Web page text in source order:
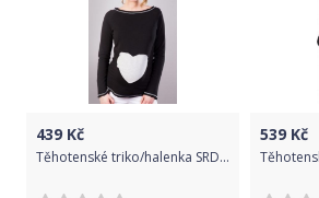
439 Kč
Těhotenské triko/halenka SRDCE dl. rukáv - černé, Velikosti těh. moda XS/L
539 Kč